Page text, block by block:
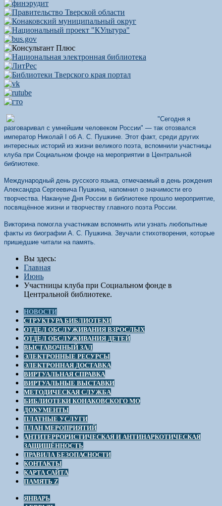
"Сегодня я
разговаривал с умнейшим человеком России" — так отозвался
император Николай I об А. С. Пушкине. Этот факт, среди других
интересных историй из жизни великого поэта, вспомнили участницы
клуба при Социальном фонде на мероприятии в Центральной
библиотеке.
Международный день русского языка, отмечаемый в день рождения
Александра Сергеевича Пушкина, напомнил о значимости его
творчества. Накануне Дня России в библиотеке прошло мероприятие,
посвящённое жизни и творчеству главного поэта России.
Викторина помогла участникам вспомнить или узнать любопытные
факты из биографии А. С. Пушкина. Звучали стихотворения, которые
пришедшие читали на память.
Вы здесь:
Главная
Июнь
Участницы клуба при Социальном фонде в
Центральной библиотеке.
НОВОСТИ
СТРУКТУРА БИБЛИОТЕКИ
ОТДЕЛ ОБСЛУЖИВАНИЯ ВЗРОСЛЫХ
ОТДЕЛ ОБСЛУЖИВАНИЯ ДЕТЕЙ
ВЫСТАВОЧНЫЙ ЗАЛ
ЭЛЕКТРОННЫЕ РЕСУРСЫ
ЭЛЕКТРОННАЯ ДОСТАВКА
ВИРТУАЛЬНАЯ СПРАВКА
ВИРТУАЛЬНЫЕ ВЫСТАВКИ
МЕТОДИЧЕСКАЯ СЛУЖБА
БИБЛИОТЕКИ КОНАКОВСКОГО МО
ДОКУМЕНТЫ
ПЛАТНЫЕ УСЛУГИ
ПЛАН МЕРОПРИЯТИЙ
АНТИТЕРРОРИСТИЧЕСКАЯ И АНТИНАРКОТИЧЕСКАЯ
ЗАЩИЩЁННОСТЬ
ПРАВИЛА БЕЗОПАСНОСТИ
КОНТАКТЫ
КАРТА САЙТА
ПАМЯТЬ Z
ЯНВАРЬ